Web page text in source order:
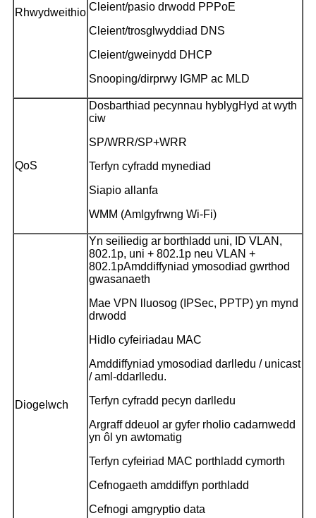
Rhwydweithio Cleient/pasio drwodd PPPoE
Cleient/trosglwyddiad DNS
Cleient/gweinydd DHCP
Snooping/dirprwy IGMP ac MLD
QoS
Dosbarthiad pecynnau hyblygHyd at wyth
ciw
SP/WRR/SP+WRR
Terfyn cyfradd mynediad
Siapio allanfa
WMM (Amlgyfrwng Wi-Fi)
Diogelwch
Yn seiliedig ar borthladd uni, ID VLAN,
802.1p, uni + 802.1p neu VLAN +
802.1pAmddiffyniad ymosodiad gwrthod
gwasanaeth
Mae VPN lluosog (IPSec, PPTP) yn mynd
drwodd
Hidlo cyfeiriadau MAC
Amddiffyniad ymosodiad darlledu / unicast
/ aml-ddarlledu.
Terfyn cyfradd pecyn darlledu
Argraff ddeuol ar gyfer rholio cadarnwedd
yn ôl yn awtomatig
Terfyn cyfeiriad MAC porthladd cymorth
Cefnogaeth amddiffyn porthladd
Cefnogi amgryptio data